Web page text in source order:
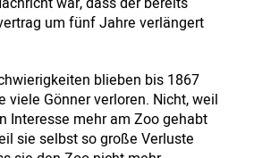
um fünf Jahre verlängert
blieben bis 1867
viele Gönner verloren. Nicht, weil
Interesse mehr am Zoo gehabt
sie selbst so große Verluste